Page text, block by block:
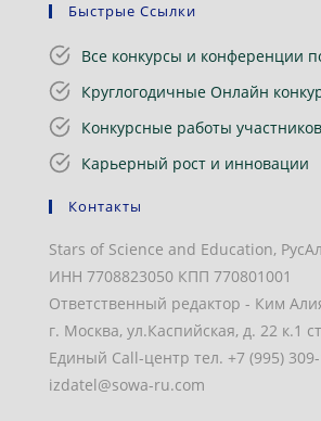
Быстрые Ссылки
Все конкурсы и конференции
Круглогодичные Онлайн
Конкурсные работы
Карьерный рост и инновации
Контакты
Stars of Science and Education,
ИНН 7708823050 КПП 770801001
Ответственный редактор - Ким
г. Москва, ул.Каспийская, д. 22 к.1
Единый Call-центр тел. +7 (995)
izdatel@sowa-ru.com